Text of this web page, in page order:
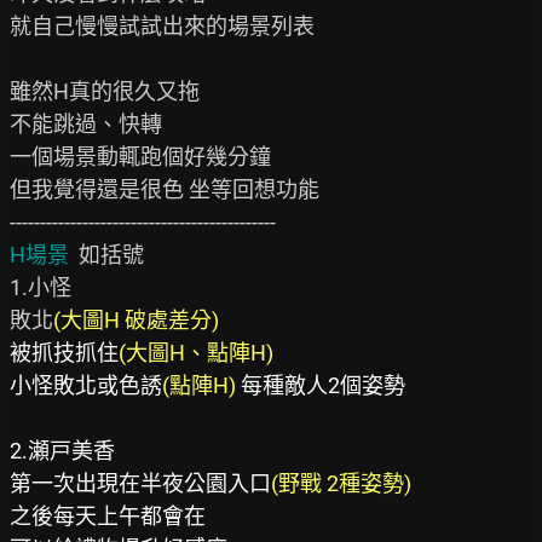
就自己慢慢試試出來的場景列表
雖然H真的很久又拖
不能跳過、快轉
一個場景動輒跑個好幾分鐘
但我覺得還是很色 坐等回想功能
H場景
  如括號
1.小怪
敗北(大圖H 破處差分)
被抓技抓住(大圖H、點陣H)
小怪敗北或色誘(點陣H) 每種敵人2個姿勢
2.瀬戸美香
第一次出現在半夜公園入口(野戰 2種姿勢)
之後每天上午都會在